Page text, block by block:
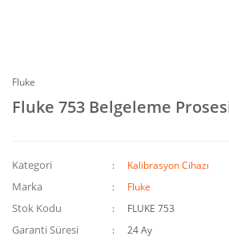
Fluke
Fluke 753 Belgeleme
Kategori Kalibrasyon Cihazı
Marka Fluke
Stok Kodu FLUKE 753
Garanti Süresi 24 Ay